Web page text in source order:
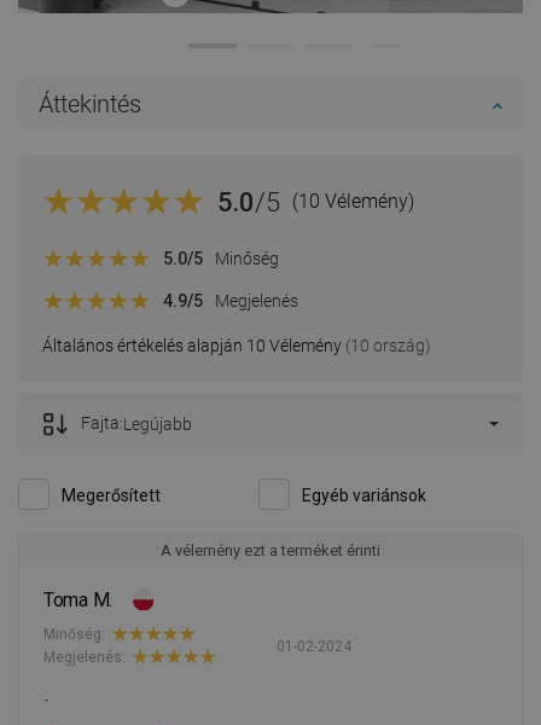
Áttekintés
5.0/5 (10 Vélemény)
Általános értékelés alapján 10 Vélemény (10 ország)
5.0/5 Minőség
4.9/5 Megjelenés
Megerősített Egyéb variánsok
Fajta:Legújabb
A vélemény ezt a terméket érinti
Toma M.
01-02-2024
Minőség:
Megjelenés:
-